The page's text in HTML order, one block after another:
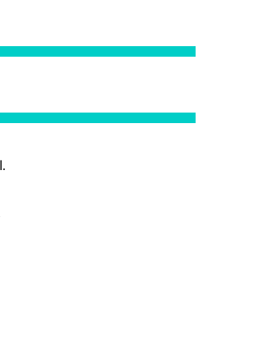
امام جمعه شهرستان ساوجبلاغ اظهارداشت : اربعین امسال سراسر حماسه خونخواهی و مرگ بر آمریکا و اسرائیل بود.